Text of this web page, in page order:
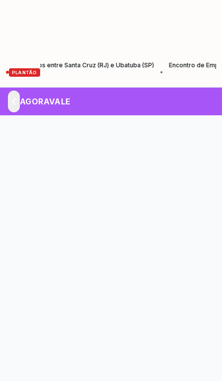
PLANTÃO
entre Santa Cruz (RJ) e Ubatuba (SP)
Encontro de
AGORAVALE